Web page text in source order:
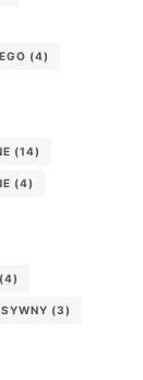
(4)
(14)
(4)
(4)
(3)